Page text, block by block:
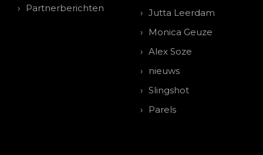
Partnerberichten
Jutta Leerdam
Monica Geuze
Alex Soze
nieuws
Slingshot
Parels